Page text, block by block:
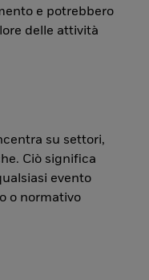
e potrebbero
delle attività
su settori,
Ciò significa
evento
o normativo